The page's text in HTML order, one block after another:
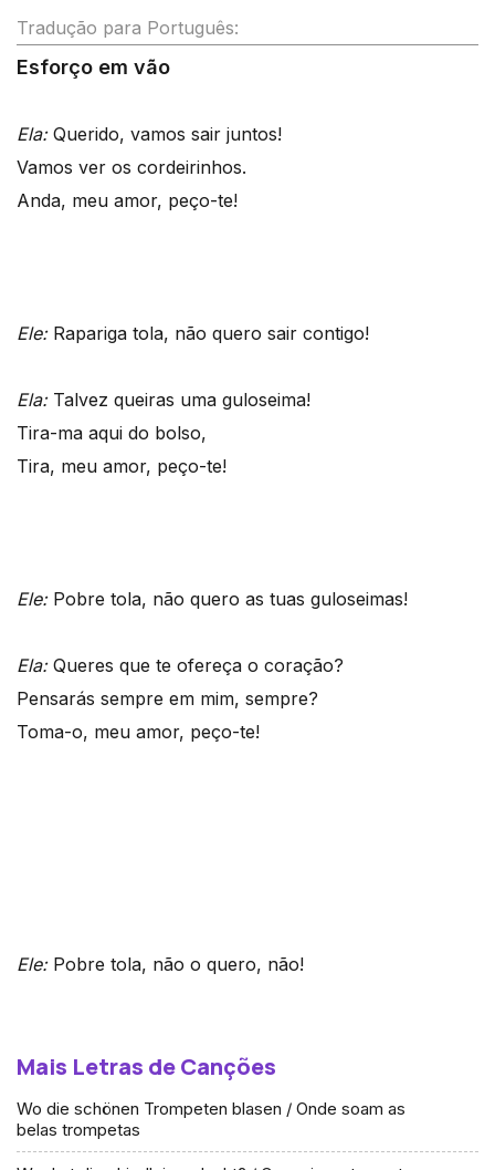
Tradução para Português:
Esforço em vão
Ela:Querido, vamos sair juntos!
Vamos ver os cordeirinhos.
Anda, meu amor, peço-te!
Ele:Rapariga tola, não quero sair contigo!
Ela:Talvez queiras uma guloseima!
Tira-ma aqui do bolso,
Tira, meu amor, peço-te!
Ele: Pobre tola, não quero as tuas guloseimas!
Ela:Queres que te ofereça o coração?
Pensarás sempre em mim, sempre?
Toma-o, meu amor, peço-te!
Ele:Pobre tola, não o quero, não!
Mais Letras de Canções
Wo die schönen Trompeten blasen / Onde soam as
belas trompetas